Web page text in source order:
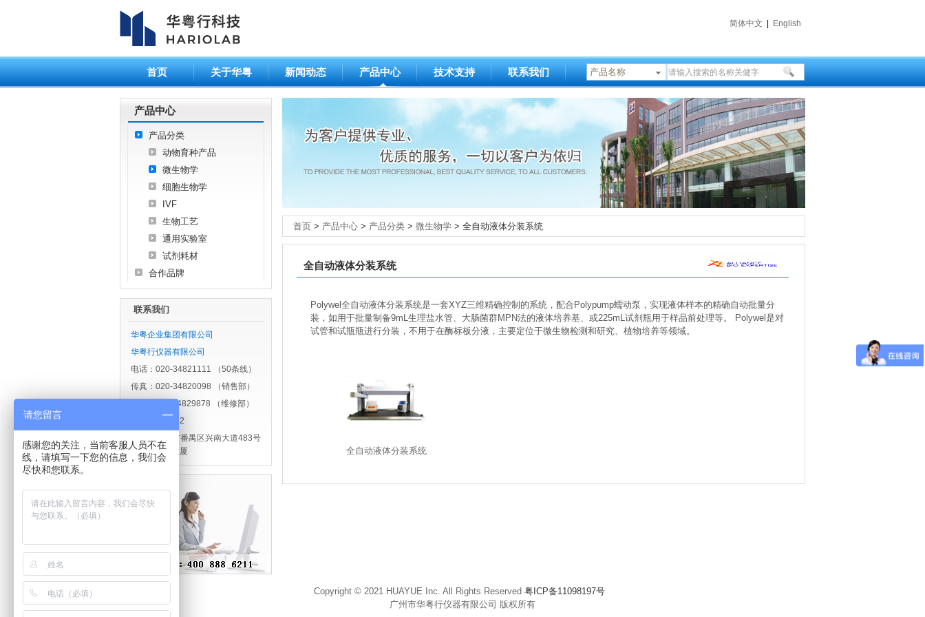
简体中文 English
首页 关于华粤 新闻动态 产品中心 技术支持 联系我们 产品名称
产品中心
产品分类
动物育种产品
微生物学
细胞生物学
IVF
生物工艺
通用实验室
试剂耗材
合作品牌
联系我们
华粤企业集团有限公司
华粤行仪器有限公司
电话：020-34821111 （50条线）
传真：020-34820098 （销售部）
020-34829878 （维修部）
邮编：511442
地址：广州市番禺区兴南大道483号
华粤大厦
首页 > 产品中心 > 产品分类 > 微生物学 > 全自动液体分装系统
全自动液体分装系统
Polywel全自动液体分装系统是一套XYZ三维精确控制的系统，配合Polypump蠕动泵，实现液体样本的精确自动批量分
装，如用于批量制备9mL生理盐水管、大肠菌群MPN法的液体培养基、或225mL试剂瓶用于样品前处理等。 Polywel是对
试管和试瓶瓶进行分装，不用于在酶标板分液，主要定位于微生物检测和研究、植物培养等领域。
全自动液体分装系统
Copyright © 2021 HUAYUE Inc. All Rights Reserved 粤ICP备11098197号
广州市华粤行仪器有限公司 版权所有
请您留言
感谢您的关注，当前客服人员不在
线，请填写一下您的信息，我们会
尽快和您联系。